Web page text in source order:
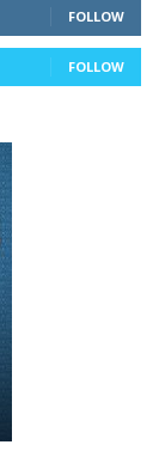
FOLLOW
FOLLOW